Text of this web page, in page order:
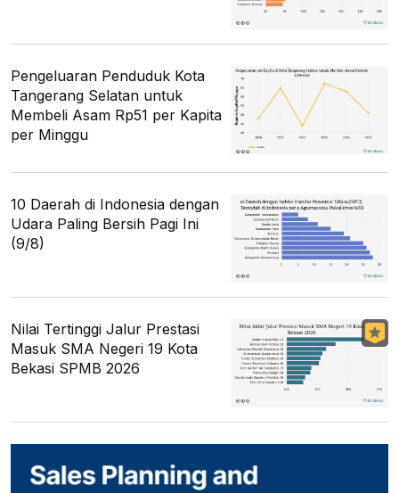
Pengeluaran Penduduk Kota
Tangerang Selatan untuk
Membeli Asam Rp51 per Kapita
per Minggu
10 Daerah di Indonesia dengan
Udara Paling Bersih Pagi Ini
(9/8)
Nilai Tertinggi Jalur Prestasi
Masuk SMA Negeri 19 Kota
Bekasi SPMB 2026